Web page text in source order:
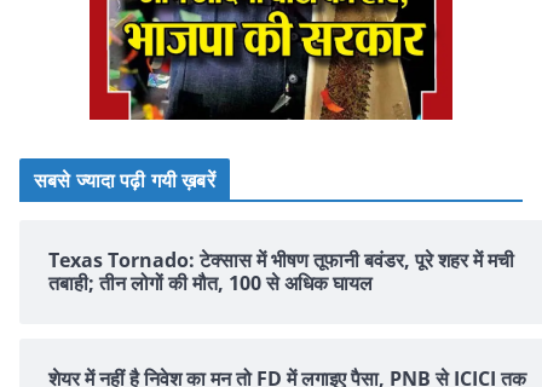
सबसे ज्यादा पढ़ी गयी ख़बरें
Texas Tornado: टेक्सास में भीषण तूफानी बवंडर, पूरे शहर में मची
तबाही; तीन लोगों की मौत, 100 से अधिक घायल
शेयर में नहीं है न‍िवेश का मन तो FD में लगाइए पैसा, PNB से ICICI तक